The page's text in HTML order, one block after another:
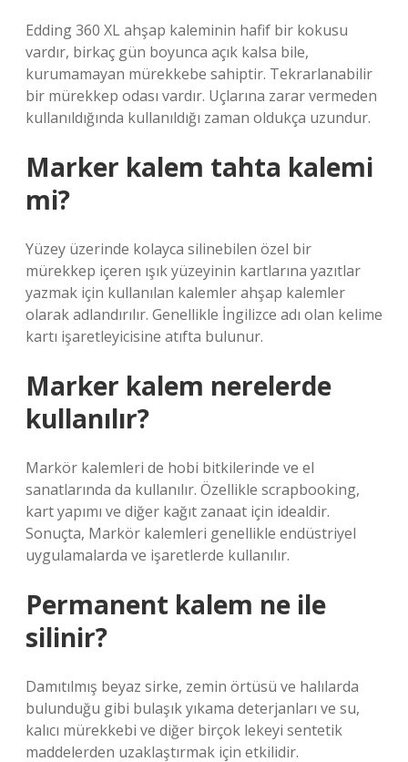
Edding 360 XL ahşap kaleminin hafif bir kokusu
vardır, birkaç gün boyunca açık kalsa bile,
kurumamayan mürekkebe sahiptir. Tekrarlanabilir
bir mürekkep odası vardır. Uçlarına zarar vermeden
kullanıldığında kullanıldığı zaman oldukça uzundur.
Marker kalem tahta kalemi
mi?
Yüzey üzerinde kolayca silinebilen özel bir
mürekkep içeren ışık yüzeyinin kartlarına yazıtlar
yazmak için kullanılan kalemler ahşap kalemler
olarak adlandırılır. Genellikle İngilizce adı olan kelime
kartı işaretleyicisine atıfta bulunur.
Marker kalem nerelerde
kullanılır?
Markör kalemleri de hobi bitkilerinde ve el
sanatlarında da kullanılır. Özellikle scrapbooking,
kart yapımı ve diğer kağıt zanaat için idealdir.
Sonuçta, Markör kalemleri genellikle endüstriyel
uygulamalarda ve işaretlerde kullanılır.
Permanent kalem ne ile
silinir?
Damıtılmış beyaz sirke, zemin örtüsü ve halılarda
bulunduğu gibi bulaşık yıkama deterjanları ve su,
kalıcı mürekkebi ve diğer birçok lekeyi sentetik
maddelerden uzaklaştırmak için etkilidir.